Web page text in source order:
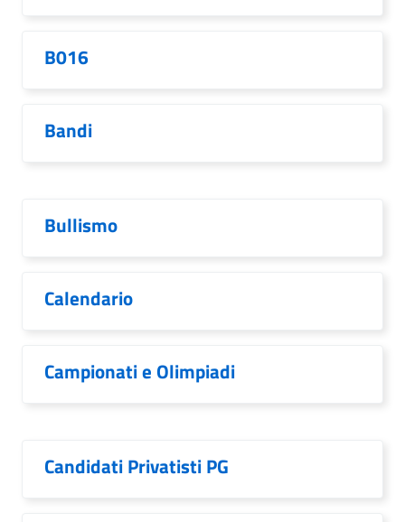
B016
Bandi
Bullismo
Calendario
Campionati e Olimpiadi
Candidati Privatisti PG